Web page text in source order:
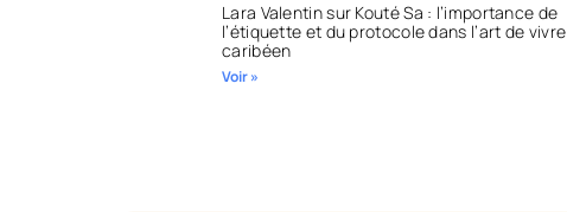
Lara Valentin sur Kouté Sa : l’importance de
l’étiquette et du protocole dans l’art de vivre
caribéen
Voir »